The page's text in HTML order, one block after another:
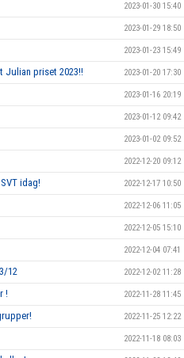
2023-01-30 15:40
2023-01-29 18:50
2023-01-23 15:49
Julian priset 2023!! 2023-01-20 17:30
2023-01-16 20:19
2023-01-12 09:42
2023-01-02 09:52
2022-12-20 09:12
idag! 2022-12-17 10:50
2022-12-06 11:05
2022-12-05 15:10
2022-12-04 07:41
12 2022-12-02 11:28
! 2022-11-28 11:45
2022-11-25 12:22
2022-11-18 08:03